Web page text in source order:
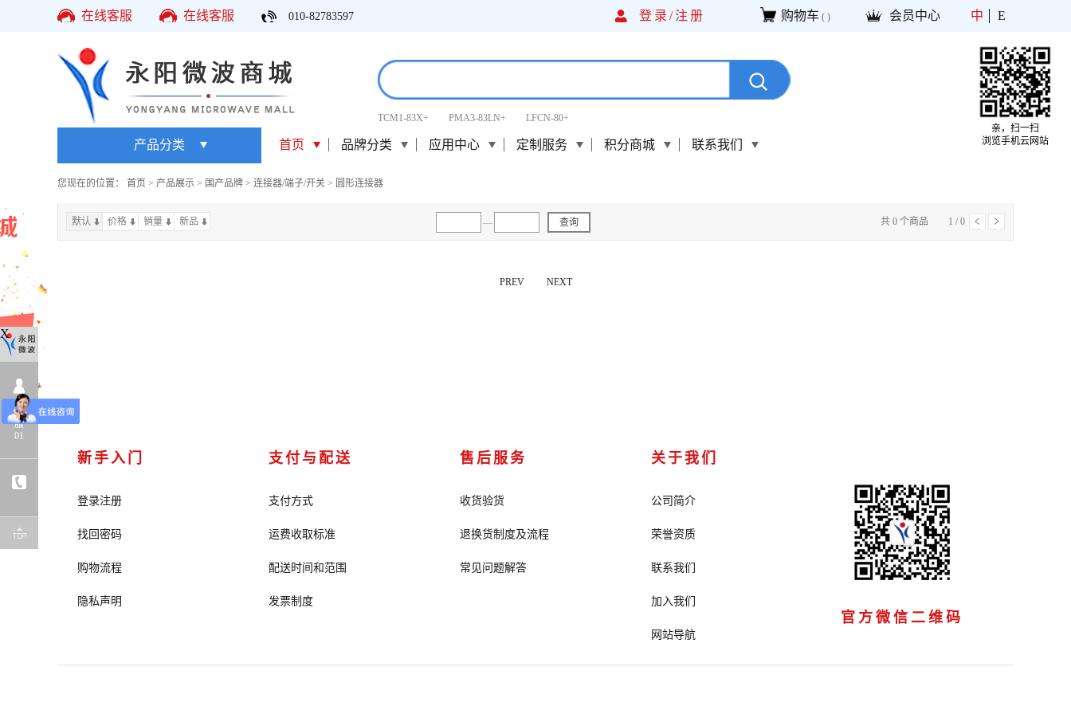
在线客服 在线客服 010-82783597 登录/注册 购物车 ( ) 会员中心 中 E
TCM1-83X+ PMA3-83LN+ LFCN-80+
产品分类 首页 品牌分类 应用中心 定制服务 积分商城 联系我们
您现在的位置： 首页 > 产品展示 > 国产品牌 > 连接器/端子/开关 > 圆形连接器
默认 价格 销量 新品 — 查询 共 0 个商品 1 / 0
上一页下一页
PREV NEXT
新手入门
登录注册
找回密码
购物流程
隐私声明
支付与配送
支付方式
运费收取标准
配送时间和范围
发票制度
售后服务
收货验货
退换货制度及流程
常见问题解答
关于我们
公司简介
荣誉资质
联系我们
加入我们
网站导航
官方微信二维码
X
客
服
01
亲，扫一扫
浏览手机云网站